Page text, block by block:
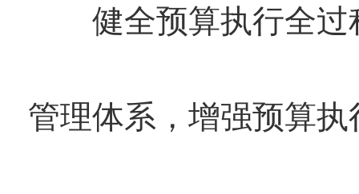
健全预算执行全过
管理体系，增强预算